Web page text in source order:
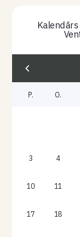
P. O.
3 4
10 11
17 18